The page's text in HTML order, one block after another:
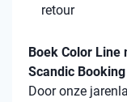
retour
Boek Color Line
Scandic Booking
Door onze